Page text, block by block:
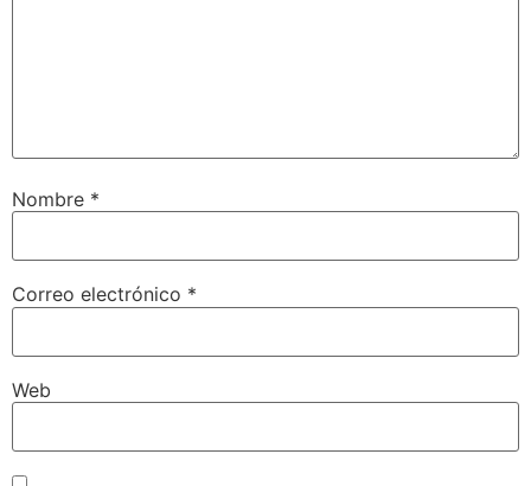
Nombre *
Correo electrónico *
Web